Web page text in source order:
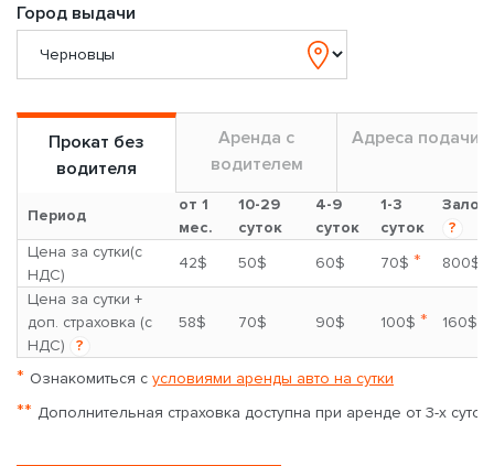
Город выдачи
Прокат без
водителя
Аренда с
водителем
Адреса подачи
Период
от 1
мес.
10-29
суток
4-9
суток
1-3
суток
Залог
?
Цена за сутки(с
НДС)
42$ 50$ 60$ 70$ *
800$
Цена за сутки +
доп. страховка (с
НДС)
?
58$ 70$ 90$ 100$ * 160$
* Ознакомиться с условиями аренды авто на сутки
** Дополнительная страховка доступна при аренде от 3-х суток